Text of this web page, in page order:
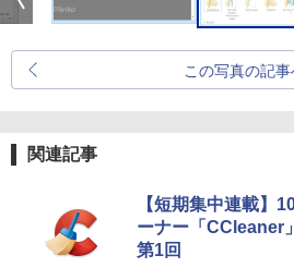
この写真の記事
関連記事
【短期集中連載】
ーナー「CCleaner
第1回